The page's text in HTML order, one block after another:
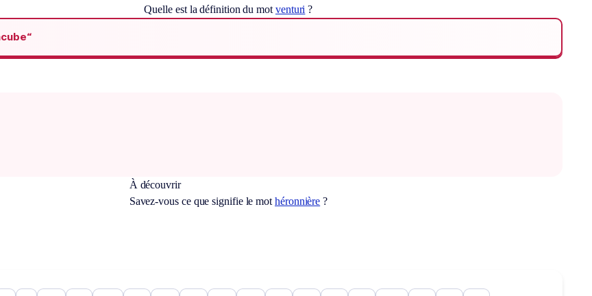
Quelle est la définition du mot venturi ?
À découvrir
Savez-vous ce que signifie le mot héronnière ?